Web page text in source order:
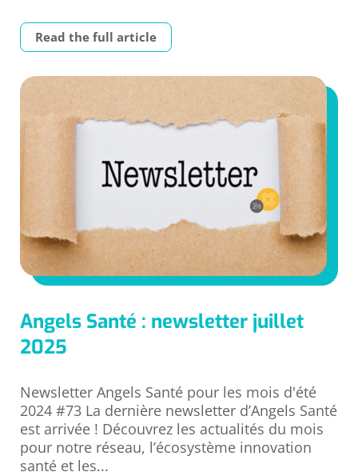
Read the full article
Angels Santé : newsletter juillet
2025
Newsletter Angels Santé pour les mois d'été
2024 #73 La dernière newsletter d’Angels Santé
est arrivée ! Découvrez les actualités du mois
pour notre réseau, l’écosystème innovation
santé et les...